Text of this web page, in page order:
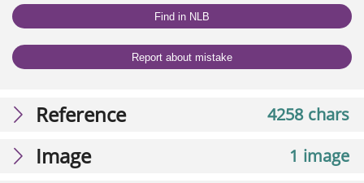
Find in NLB
Report about mistake
4258 chars
Reference
1 image
Image